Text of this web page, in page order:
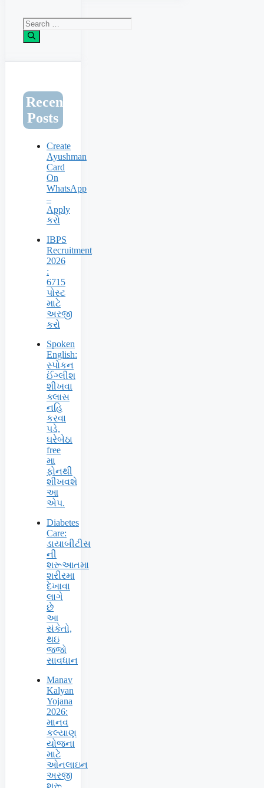
Search
for:
Recent
Posts
Create
Ayushman
Card
On
WhatsApp
–
Apply
કરો
IBPS
Recruitment
2026
:
6715
પોસ્ટ
માટે
અરજી
કરો
Spoken
English:
સ્પોકન
ઈંગ્લીશ
શીખવા
ક્લાસ
નહિ
કરવા
પડે,
ઘરેબેઠા
free
મા
ફોનથી
શીખવશે
આ
એપ.
Diabetes
Care:
ડાયાબીટીસ
ની
શરૂઆતમા
શરીરમા
દેખાવા
લાગે
છે
આ
સંકેતો,
થઇ
જજો
સાવધાન
Manav
Kalyan
Yojana
2026:
માનવ
કલ્યાણ
યોજના
માટે
ઓનલાઇન
અરજી
શરૂ,